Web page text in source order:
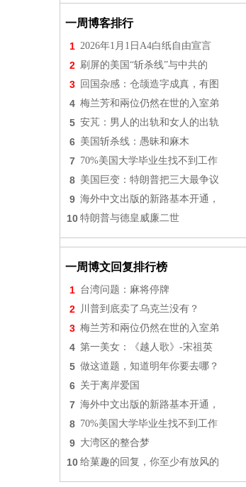
一周博客排行
1 2026年1月1日A4白纸自由宣言
2 刷屏的美国“斩杀线”与中共的
3 回国杂感：仓颉造字成真，有图
4 梅兰芳和兩位仍然在世的入室弟
5 安芃：男人的出轨和女人的出轨
6 美国斩杀线：愚昧和麻木
7 70%美国大学毕业生找不到工作
8 美国巨变：特朗普把三大最争议
9 海外中文出版的新路基本开通，
10 特朗普与德皇威廉二世
一周博文回复排行榜
1 台湾问题：麻将停牌
2 川普到底卖了乌克兰没有？
3 梅兰芳和兩位仍然在世的入室弟
4 第一美女：《越人歌》-宋祖英
5 做这道题，知道明年你要去哪？
6 关于离岸爱国
7 海外中文出版的新路基本开通，
8 70%美国大学毕业生找不到工作
9 大湾区的整合梦
10 给菓趣的回复，你至少有放风的